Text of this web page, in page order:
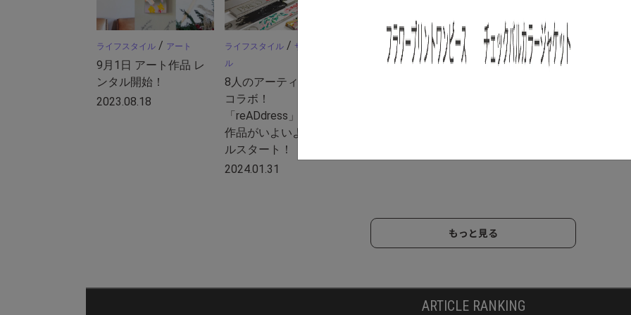
ライフスタイル / アート
9月1日 アート作品 レ
ンタル開始！
2023.08.18
ライフスタイル / サステナブ
ル
8人のアーティストと
コラボ！
「reADdress」アート
作品がいよいよレンタ
ルスタート！
2024.01.31
もっと見る
ARTICLE RANKING